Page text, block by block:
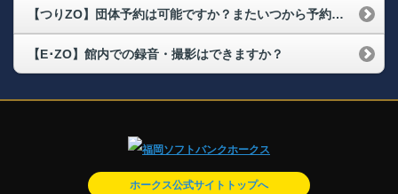
【つりZO】団体予約は可能ですか？またいつから予約できますか？
【E･ZO】館内での録音・撮影はできますか？
ホークス公式サイトトップへ